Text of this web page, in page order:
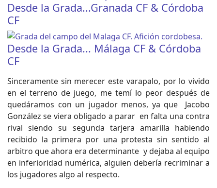
Desde la Grada...Granada CF & Córdoba
CF
Desde la Grada... Málaga CF & Córdoba
CF
Sinceramente sin merecer este varapalo, por lo vivido
en el terreno de juego, me temí lo peor después de
quedáramos con un jugador menos, ya que Jacobo
González se viera obligado a parar en falta una contra
rival siendo su segunda tarjera amarilla habiendo
recibido la primera por una protesta sin sentido al
arbitro que ahora era determinante y dejaba al equipo
en inferioridad numérica, alguien debería recriminar a
los jugadores algo al respecto.